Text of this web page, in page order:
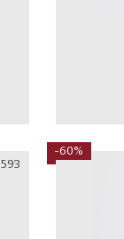
593
-60%